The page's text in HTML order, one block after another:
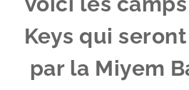
Keys qui
par la Miyem